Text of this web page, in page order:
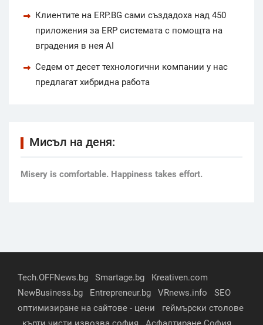
Клиентите на ERP.BG сами създадоха над 450
приложения за ERP системата с помощта на
вградения в нея AI
Седем от десет технологични компании у нас
предлагат хибридна работа
Мисъл на деня:
Мisery is comfortable. Happiness takes effort.
Tech.OFFNews.bg Smartage.bg
Kreativen.com
NewBusiness.bg
Entrepreneur.bg VRnews.info
SEO
оптимизиране на сайтове - цени
геймърски столове